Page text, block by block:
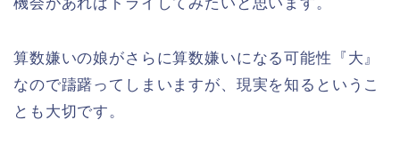
算数嫌いの娘がさらに算数嫌いになる可能性『大』
なので躊躇ってしまいますが、現実を知るというこ
とも大切です。